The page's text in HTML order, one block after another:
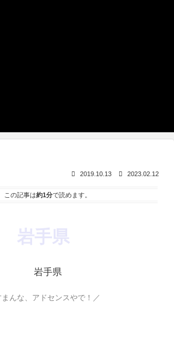
2019.10.13 2023.02.12
この記事は約1分で読めます。
岩手県
まんな、アドセンスやで！／